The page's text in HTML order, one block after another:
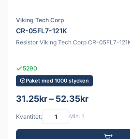
Viking Tech Corp
CR-05FL7-121K
Resistor Viking Tech Corp CR-05FL7-
5290
Paket med 1000 stycken
31.25kr – 52.35kr
Kvantitet: Min: 1